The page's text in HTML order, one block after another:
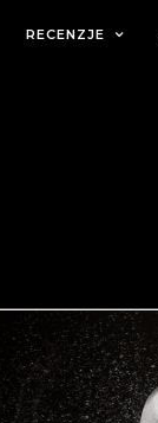
RECENZJE